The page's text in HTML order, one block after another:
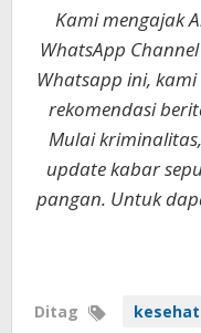
Kami mengajak
WhatsApp Channel
Whatsapp ini,
rekomendasi
Mulai
update kabar
pangan. Untuk
Ditag